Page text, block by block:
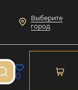
Выберите
город
0